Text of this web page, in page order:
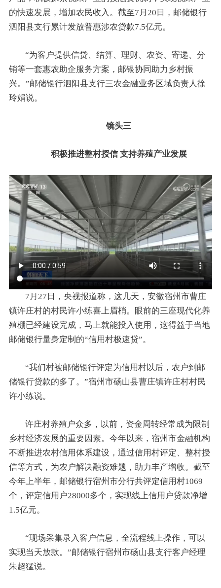
的快速发展，增加农民收入。截至7月20日，邮储银行
泗阳县支行累计发放普惠涉农贷款7.5亿元。
“为客户提供信贷、结算、理财、农资、寄递、分
销等一套惠农助企服务方案，邮银协同助力乡村振
兴。”邮储银行泗阳县支行三农金融业务区域负责人徐
玲娟说。
镜头三
积极推进整村授信 支持养殖产业发展
7月27日，央视报道称，这几天，安徽宿州市曹庄
镇许庄村的村民许小练喜上眉梢。眼前的三座现代化养
殖棚已经建设完成，马上就能投入使用，这得益于当地
邮储银行量身定制的“信用村极速贷”。
“我们村被邮储银行评定为信用村以后，农户到邮
储银行贷款的多了。”宿州市砀山县曹庄镇许庄村村民
许小练说。
许庄村养殖户众多，以前，资金周转经常成为限制
乡村经济发展的重要因素。今年以来，宿州市金融机构
不断推进农村信用体系建设，通过信用村评定、整村授
信等方式，为农户解决融资难题，助力丰产增收。截至
今年上半年，邮储银行宿州市分行共评定信用村1069
个，评定信用户28000多个，实现线上信用户贷款净增
1.5亿元。
“现场采集录入客户信息，全流程线上操作，可以
实现当天放款。”邮储银行宿州市砀山县支行客户经理
朱超猛说。